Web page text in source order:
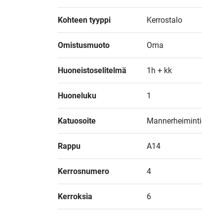
Kohteen tyyppi Kerrostalo
Omistusmuoto Oma
Huoneistoselitelmä 1h + kk
Huoneluku 1
Katuosoite
Rappu A14
Kerrosnumero 4
Kerroksia 6